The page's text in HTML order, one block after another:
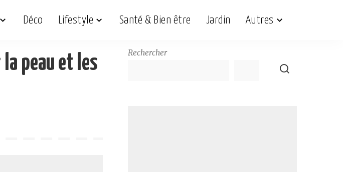
Déco Lifestyle Santé & Bien être Jardin Autres
peau et les
Rechercher